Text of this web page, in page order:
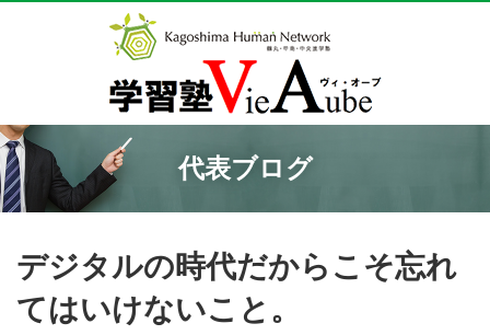
代表ブログ
デジタルの時代だからこそ忘れ
てはいけないこと。